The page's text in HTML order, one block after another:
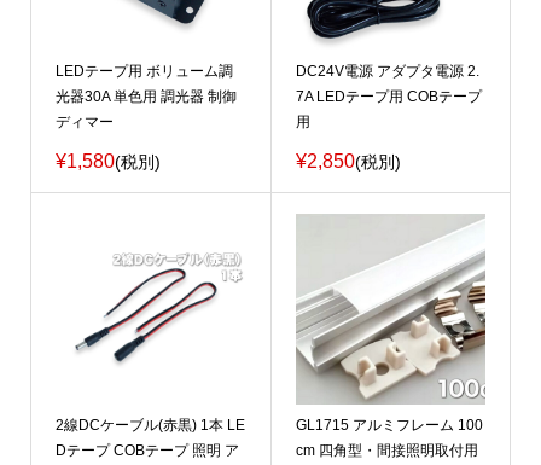
LEDテープ用 ボリューム調
光器30A 単色用 調光器 制御
ディマー
¥1,580(税別)
DC24V電源 アダプタ電源 2.
7A LEDテープ用 COBテープ
用
¥2,850(税別)
2線DCケーブル(赤黒) 1本 LE
Dテープ COBテープ 照明 ア
GL1715 アルミフレーム 100
cm 四角型・間接照明取付用